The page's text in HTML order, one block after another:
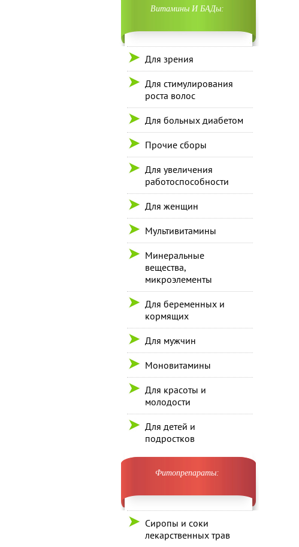
Витамины И БАДы:
Для зрения
Для стимулирования
роста волос
Для больных диабетом
Прочие сборы
Для увеличения
работоспособности
Для женщин
Мультивитамины
Минеральные
вещества,
микроэлементы
Для беременных и
кормящих
Для мужчин
Моновитамины
Для красоты и
молодости
Для детей и
подростков
Фитопрепараты:
Сиропы и соки
лекарственных трав